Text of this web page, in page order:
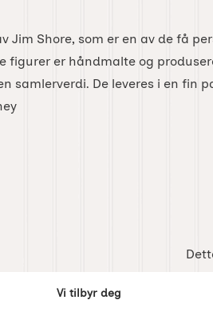
Jim Shore, som er en av de få
figurer er håndmalte og
samlerverdi. De leveres i en fin
og lenker
Vi tilbyr deg